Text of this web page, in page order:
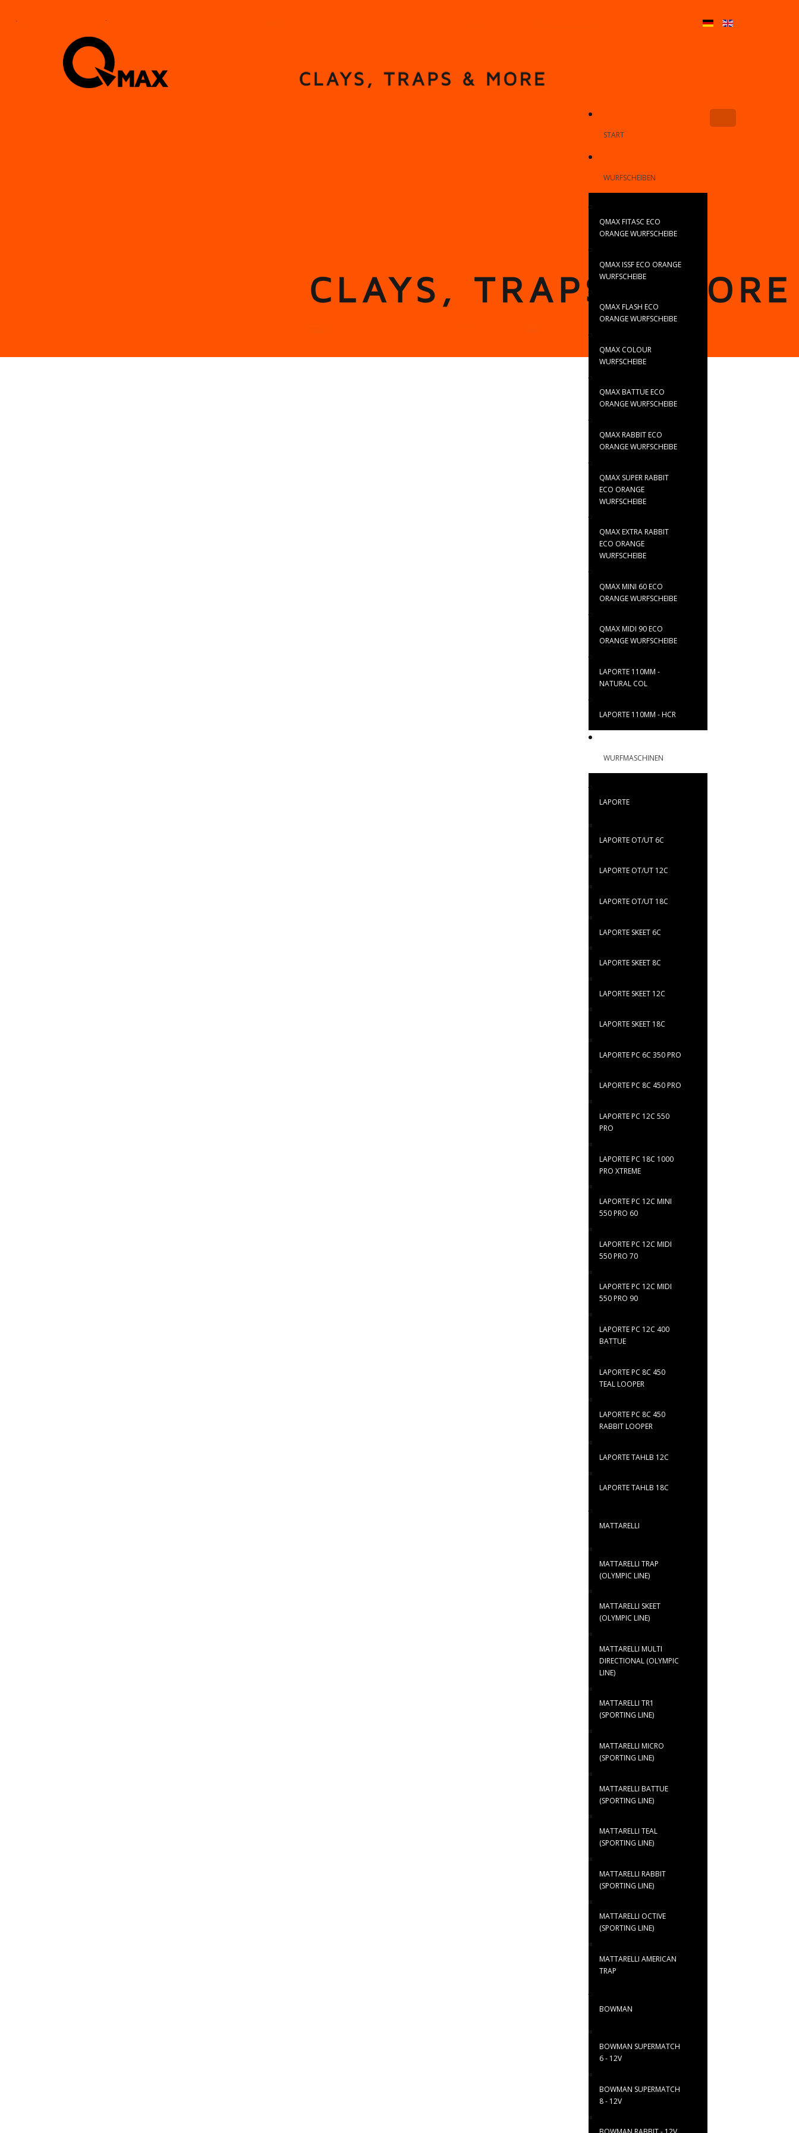
START
WURFSCHEIBEN
QMAX FITASC ECO
ORANGE WURFSCHEIBE
QMAX ISSF ECO ORANGE
WURFSCHEIBE
QMAX FLASH ECO
ORANGE WURFSCHEIBE
QMAX COLOUR
WURFSCHEIBE
QMAX BATTUE ECO
ORANGE WURFSCHEIBE
QMAX RABBIT ECO
ORANGE WURFSCHEIBE
QMAX SUPER RABBIT
ECO ORANGE
WURFSCHEIBE
QMAX EXTRA RABBIT
ECO ORANGE
WURFSCHEIBE
QMAX MINI 60 ECO
ORANGE WURFSCHEIBE
QMAX MIDI 90 ECO
ORANGE WURFSCHEIBE
LAPORTE 110MM -
NATURAL COL
LAPORTE 110MM - HCR
WURFMASCHINEN
LAPORTE
LAPORTE OT/UT 6C
LAPORTE OT/UT 12C
LAPORTE OT/UT 18C
LAPORTE SKEET 6C
LAPORTE SKEET 8C
LAPORTE SKEET 12C
LAPORTE SKEET 18C
LAPORTE PC 6C 350 PRO
LAPORTE PC 8C 450 PRO
LAPORTE PC 12C 550
PRO
LAPORTE PC 18C 1000
PRO XTREME
LAPORTE PC 12C MINI
550 PRO 60
LAPORTE PC 12C MIDI
550 PRO 70
LAPORTE PC 12C MIDI
550 PRO 90
LAPORTE PC 12C 400
BATTUE
LAPORTE PC 8C 450
TEAL LOOPER
LAPORTE PC 8C 450
RABBIT LOOPER
LAPORTE TAHLB 12C
LAPORTE TAHLB 18C
MATTARELLI
MATTARELLI TRAP
(OLYMPIC LINE)
MATTARELLI SKEET
(OLYMPIC LINE)
MATTARELLI MULTI
DIRECTIONAL (OLYMPIC
LINE)
MATTARELLI TR1
(SPORTING LINE)
MATTARELLI MICRO
(SPORTING LINE)
MATTARELLI BATTUE
(SPORTING LINE)
MATTARELLI TEAL
(SPORTING LINE)
MATTARELLI RABBIT
(SPORTING LINE)
MATTARELLI OCTIVE
(SPORTING LINE)
MATTARELLI AMERICAN
TRAP
BOWMAN
BOWMAN SUPERMATCH
6 - 12V
BOWMAN SUPERMATCH
8 - 12V